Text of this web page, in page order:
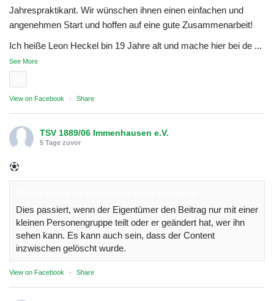
Jahrespraktikant. Wir wünschen ihnen einen einfachen und
angenehmen Start und hoffen auf eine gute Zusammenarbeit!
Ich heiße Leon Heckel bin 19 Jahre alt und mache hier bei de ...
See More
View on Facebook · Share
TSV 1889/06 Immenhausen e.V.
5 Tage zuvor
Dies passiert, wenn der Eigentümer den Beitrag nur mit einer
kleinen Personengruppe teilt oder er geändert hat, wer ihn
sehen kann. Es kann auch sein, dass der Content
inzwischen gelöscht wurde.
View on Facebook · Share